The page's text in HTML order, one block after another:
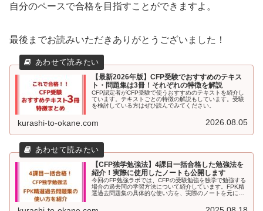
自分のペースで合格を目指すことができますよ。
最後までお読みいただきありがとうございました！
【最新2026年版】CFP受験でおすすめのテキス
ト・問題集は3冊！それぞれの特徴を解説
CFP認定者がCFP受験で使うおすすめのテキストを紹介し
ています。テキストごとの特徴の解説もしています。受験
を検討している方はぜひ読んでみてください。
kurashi-to-okane.com 2026.08.05
【CFP独学勉強法】4課目一括合格した勉強法を
紹介！実際に使用したノートも公開します
今回のFP勉強ラボでは、CFPの受験勉強を独学で勉強する
場合の過去問の学習方法について紹介しています。FPK精
選過去問題集の具体的な使い方を、実際のノートを元に解
強するか検討している方はぜひ参考にしてください。